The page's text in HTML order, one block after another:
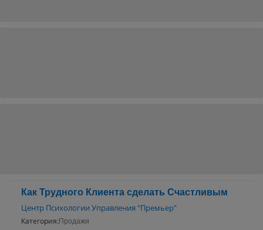
Как Трудного Клиента сделать Счастливым
Центр Психологии Управления "Премьер"
Категория: Продажи